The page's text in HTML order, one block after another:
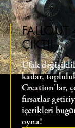
ÇIKTI!
Ufak
kadar,
Creation'lar,
fırsatlar
içerikleri
oyna!